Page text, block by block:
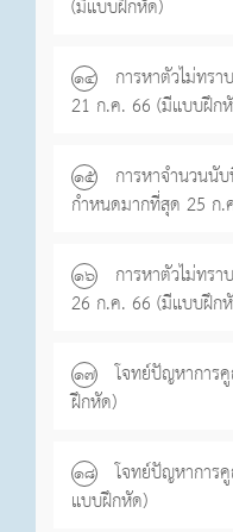
(มีแบบฝึกหัด)
๑๔
การหาตัวไม่ทร
21 ก.ค. 66 (มีแบบฝึก
๑๕
การหาจำนวนนั
กำหนดมากที่สุด 25 ก
๑๖
การหาตัวไม่ทร
26 ก.ค. 66 (มีแบบฝึก
๑๗ โจทย์ปัญหาการ
ฝึกหัด)
๑๘ โจทย์ปัญหาการ
แบบฝึกหัด)